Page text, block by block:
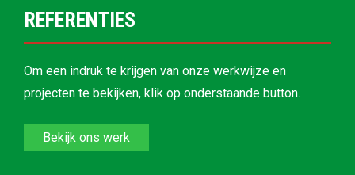
REFERENTIES
Om een indruk te krijgen van onze werkwijze en
projecten te bekijken, klik op onderstaande button.
Bekijk ons werk